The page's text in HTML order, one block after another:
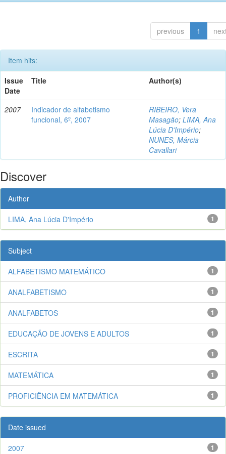
previous 1
Item hits:
Issue
Date
Title Author(s)
2007
Indicador de alfabetismo
funcional, 6º, 2007
RIBEIRO, Vera
Masagão; LIMA, Ana
Lúcia D'Império;
NUNES, Márcia
Cavallari
Discover
Author
1
LIMA, Ana Lúcia D'Império
Subject
1
ALFABETISMO MATEMÁTICO
1
ANALFABETISMO
1
ANALFABETOS
1
EDUCAÇÃO DE JOVENS E ADULTOS
1
ESCRITA
1
MATEMÁTICA
1
PROFICIÊNCIA EM MATEMÁTICA
Date issued
1
2007